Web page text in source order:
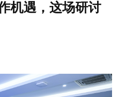
机遇，这场研讨